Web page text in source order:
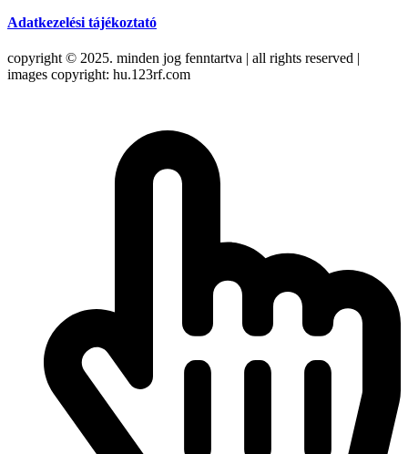
Adatkezelési tájékoztató
copyright © 2025. minden jog fenntartva | all rights reserved |
images copyright: hu.123rf.com